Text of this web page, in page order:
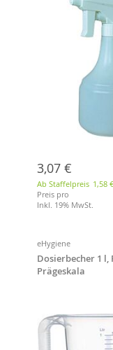
3,07 €
Ab Staffelpreis 1,58 €
Preis pro
Inkl. 19% MwSt.
eHygiene
Dosierbecher 1 l,
Prägeskala